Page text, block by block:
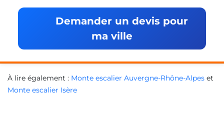
Demander un devis pour
ma ville
À lire également : Monte escalier Auvergne-Rhône-Alpes et
Monte escalier Isère